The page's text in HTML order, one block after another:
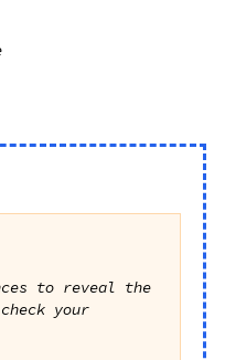
to reveal the
your